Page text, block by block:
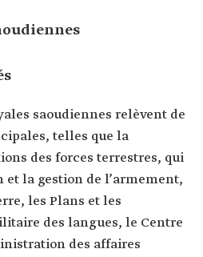
saoudiennes relèvent de
telles que la
des forces terrestres, qui
et la gestion de l’armement,
les Plans et les
des langues, le Centre
des affaires